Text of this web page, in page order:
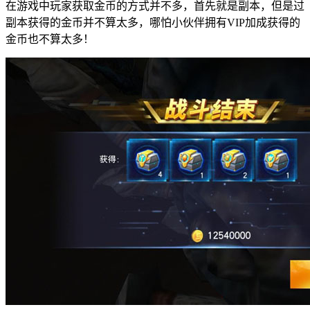
在游戏中玩家获取金币的方式并不多，首先就是副本，但是过
副本获得的金币并不算太多，哪怕小伙伴拥有VIP加成获得的
金币也不算太多！